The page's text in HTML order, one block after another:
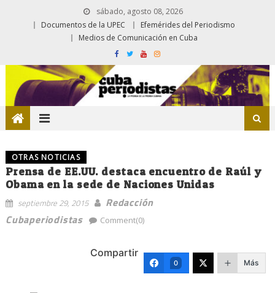
sábado, agosto 08, 2026
Documentos de la UPEC
Efemérides del Periodismo
Medios de Comunicación en Cuba
OTRAS NOTICIAS
Prensa de EE.UU. destaca encuentro de Raúl y
Obama en la sede de Naciones Unidas
septiembre 29, 2015
Redacción
Cubaperiodistas
Comment(0)
Compartir
0 Más